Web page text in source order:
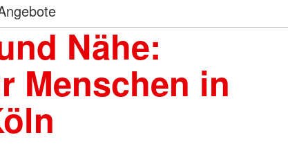
Nähe:
Menschen in